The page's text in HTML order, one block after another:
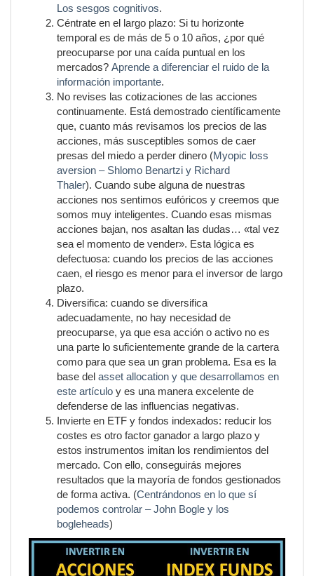
Los sesgos cognitivos.
Céntrate en el largo plazo: Si tu horizonte
temporal es de más de 5 o 10 años, ¿por qué
preocuparse por una caída puntual en los
mercados? Aprende a diferenciar el ruido de la
información importante.
No revises las cotizaciones de las acciones
continuamente. Está demostrado científicamente
que, cuanto más revisamos los precios de las
acciones, más susceptibles somos de caer
presas del miedo a perder dinero (Myopic loss
aversion – Shlomo Benartzi y Richard
Thaler). Cuando sube alguna de nuestras
acciones nos sentimos eufóricos y creemos que
somos muy inteligentes. Cuando esas mismas
acciones bajan, nos asaltan las dudas… «tal vez
sea el momento de vender». Esta lógica es
defectuosa: cuando los precios de las acciones
caen, el riesgo es menor para el inversor de largo
plazo.
Diversifica: cuando se diversifica
adecuadamente, no hay necesidad de
preocuparse, ya que esa acción o activo no es
una parte lo suficientemente grande de la cartera
como para que sea un gran problema. Esa es la
base del asset allocation y que desarrollamos en
este artículo y es una manera excelente de
defenderse de las influencias negativas.
Invierte en ETF y fondos indexados: reducir los
costes es otro factor ganador a largo plazo y
estos instrumentos imitan los rendimientos del
mercado. Con ello, conseguirás mejores
resultados que la mayoría de fondos gestionados
de forma activa. (Centrándonos en lo que sí
podemos controlar – John Bogle y los
bogleheads)